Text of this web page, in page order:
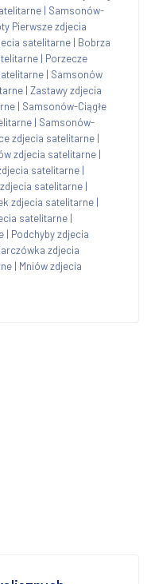
| Samsonów-
Pierwsze zdjecia
satelitarne | Bobrza
| Porzecze
| Samsonów
| Zastawy zdjecia
| Samsonów-Ciągłe
| Samsonów-
zdjecia satelitarne |
zdjecia satelitarne |
satelitarne |
zdjecia satelitarne |
zdjecia satelitarne |
satelitarne |
| Podchyby zdjecia
zdjecia
| Mniów zdjecia